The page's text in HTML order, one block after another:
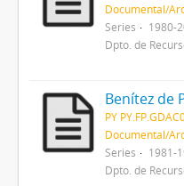
Documental/
Series
1980-
Dpto. de
Benítez de
PY
Documental/
Series
1981-
Dpto. de